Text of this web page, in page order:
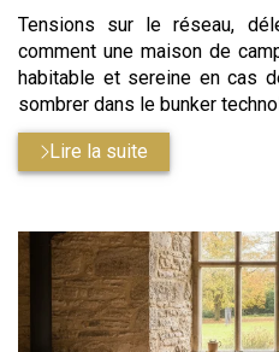
Tensions sur le réseau,
comment une maison de
habitable et sereine en cas
sombrer dans le bunker
Lire la suite